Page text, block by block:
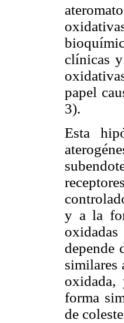
clínicas
papel
3).
Esta
y a la
depende
similares
oxidada,
forma
de